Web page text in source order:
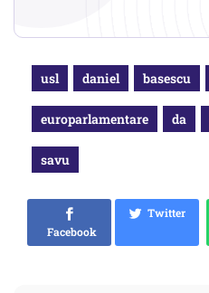
usl daniel basescu
europarlamentare da
savu
Facebook
Twitter